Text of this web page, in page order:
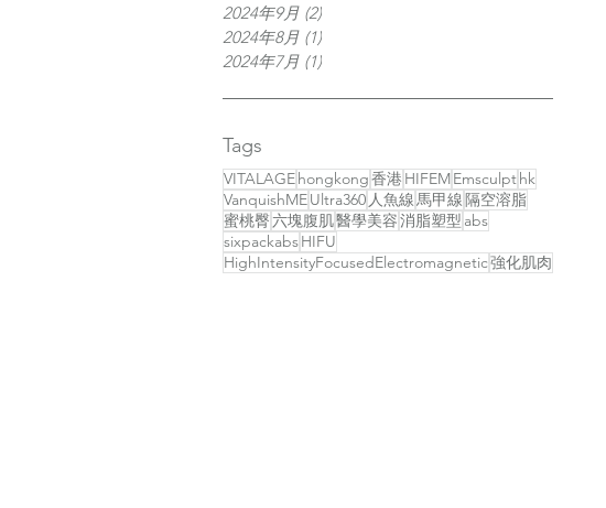
2024年9月 (2)
2024年8月 (1)
2024年7月 (1)
Tags
VITALAGEhongkong香港 HIFEMEmsculpthk
VanquishMEUltra360 人魚線馬甲線隔空溶脂
蜜桃臀六塊腹肌醫學美容消脂塑型 abs
sixpackabsHIFU
HighIntensityFocusedElectromagnetic強化肌肉